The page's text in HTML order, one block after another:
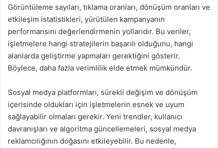
Görüntüleme sayıları, tıklama oranları, dönüşüm oranları ve
etkileşim istatistikleri, yürütülen kampanyanın
performansını değerlendirmenin yollarıdır. Bu veriler,
işletmelere hangi stratejilerin başarılı olduğunu, hangi
alanlarda geliştirme yapmaları gerektiğini gösterir.
Böylece, daha fazla verimlilik elde etmek mümkündür.
Sosyal medya platformları, sürekli değişim ve dönüşüm
içerisinde oldukları için işletmelerin esnek ve uyum
sağlayabilir olmaları gerekir. Yeni trendler, kullanıcı
davranışları ve algoritma güncellemeleri, sosyal medya
reklamcılığının doğasını etkileyebilir. Bu nedenle,